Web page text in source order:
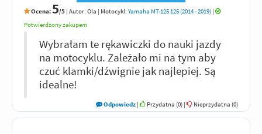
Ocena:5/5 | Autor: Ola | Motocykl: Yamaha MT-125 125 (2014 - 2019) |
Potwierdzony zakupem
Wybrałam te rękawiczki do nauki jazdy
na motocyklu. Zależało mi na tym aby
czuć klamki/dźwignie jak najlepiej. Są
idealne!
Odpowiedz | Przydatna (0) | Nieprzydatna (0)